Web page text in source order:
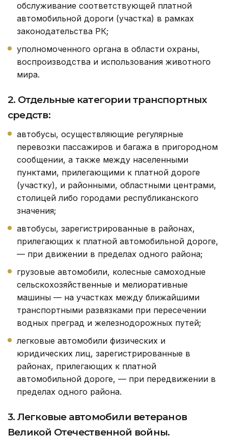
обслуживание соответствующей платной
автомобильной дороги (участка) в рамках
законодательства РК;
уполномоченного органа в области охраны,
воспроизводства и использования животного
мира.
2. Отдельные категории транспортных
средств:
автобусы, осуществляющие регулярные
перевозки пассажиров и багажа в пригородном
сообщении, а также между населенными
пунктами, прилегающими к платной дороге
(участку), и районными, областными центрами,
столицей либо городами республиканского
значения;
автобусы, зарегистрированные в районах,
прилегающих к платной автомобильной дороге,
— при движении в пределах одного района;
грузовые автомобили, колесные самоходные
сельскохозяйственные и мелиоративные
машины — на участках между ближайшими
транспортными развязками при пересечении
водных преград и железнодорожных путей;
легковые автомобили физических и
юридических лиц, зарегистрированные в
районах, прилегающих к платной
автомобильной дороге, — при передвижении в
пределах одного района.
3. Легковые автомобили ветеранов
Великой Отечественной войны.